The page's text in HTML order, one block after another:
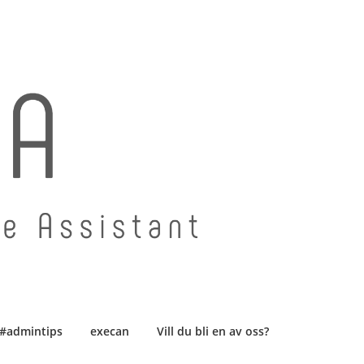
#admintips execan Vill du bli en av oss?